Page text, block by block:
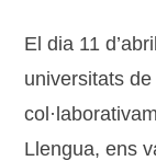
El dia 11
universitats
Llengua, ens